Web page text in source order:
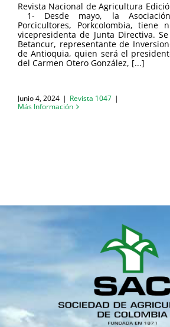
Revista Nacional de Agricultura
1- Desde mayo, la
Porcicultores, Porkcolombia, tiene
vicepresidenta de Junta Directiva.
Betancur, representante de
de Antioquia, quien será el
del Carmen Otero González, [...]
Junio 4, 2024 | Revista 1047 |
Más Información